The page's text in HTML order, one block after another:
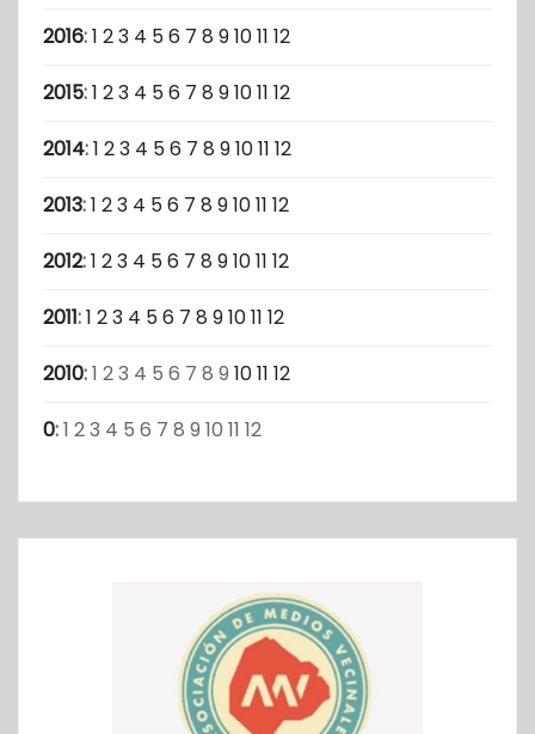
2016:1 23 4 56 7 8 91011 12
2015:1 23 4 56 7 8 91011 12
2014:1 23 4 56 7 8 91011 12
2013:1 23 4 56 7 8 91011 12
2012:1 23 4 56 7 8 91011 12
2011:1 23 4 56 7 8 91011 12
2010:1 23 4 5 6 7 8 9 1011 12
0:1 23 4 5 6 7 8 9 10 11 12